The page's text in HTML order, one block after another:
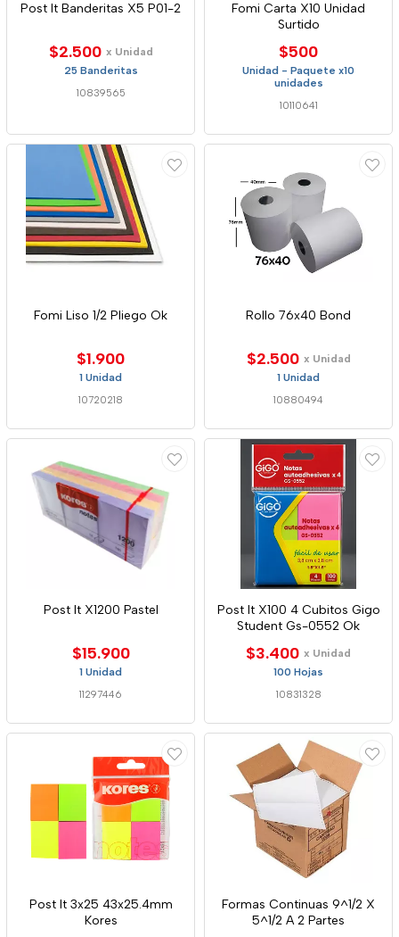
Post It Banderitas X5 P01-2
$2.500 x Unidad
25 Banderitas
10839565
Fomi Carta X10 Unidad
Surtido
$500
Unidad - Paquete x10
unidades
10110641
Fomi Liso 1/2 Pliego Ok
$1.900
1 Unidad
10720218
Rollo 76x40 Bond
$2.500 x Unidad
1 Unidad
10880494
Post It X1200 Pastel
$15.900
1 Unidad
11297446
Post It X100 4 Cubitos Gigo
Student Gs-0552 Ok
$3.400 x Unidad
100 Hojas
10831328
Post It 3x25 43x25.4mm
Kores
Formas Continuas 9^1/2 X
5^1/2 A 2 Partes